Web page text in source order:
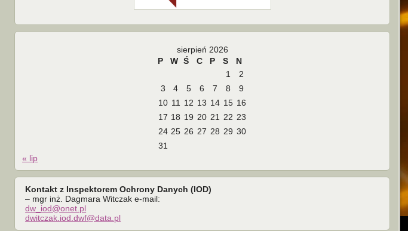
sierpień 2026
P
W Ś C P S
N
1
2
3
4 5 6 7 8
9
10 11 12 13 14 15 16
17 18 19 20 21 22 23
24 25 26 27 28 29 30
31
« lip
Kontakt z Inspektorem Ochrony Danych (IOD)
– mgr inż. Dagmara Witczak e-mail:
dw_iod@onet.pl
dwitczak.iod.dwf@data.pl